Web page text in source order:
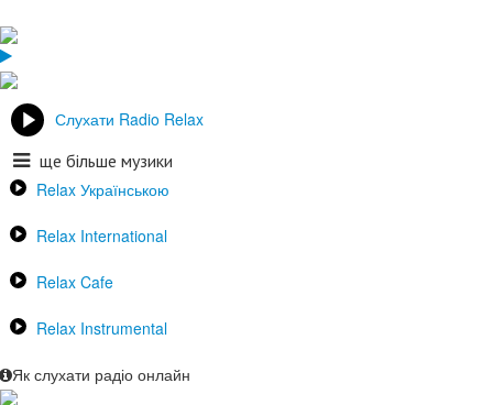
Слухати Radio Relax
ще більше музики
Relax Українською
Relax International
Relax Cafe
Relax Instrumental
Як слухати радіо онлайн